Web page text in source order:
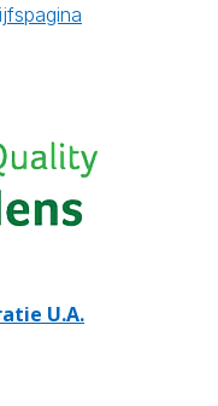
U.A.